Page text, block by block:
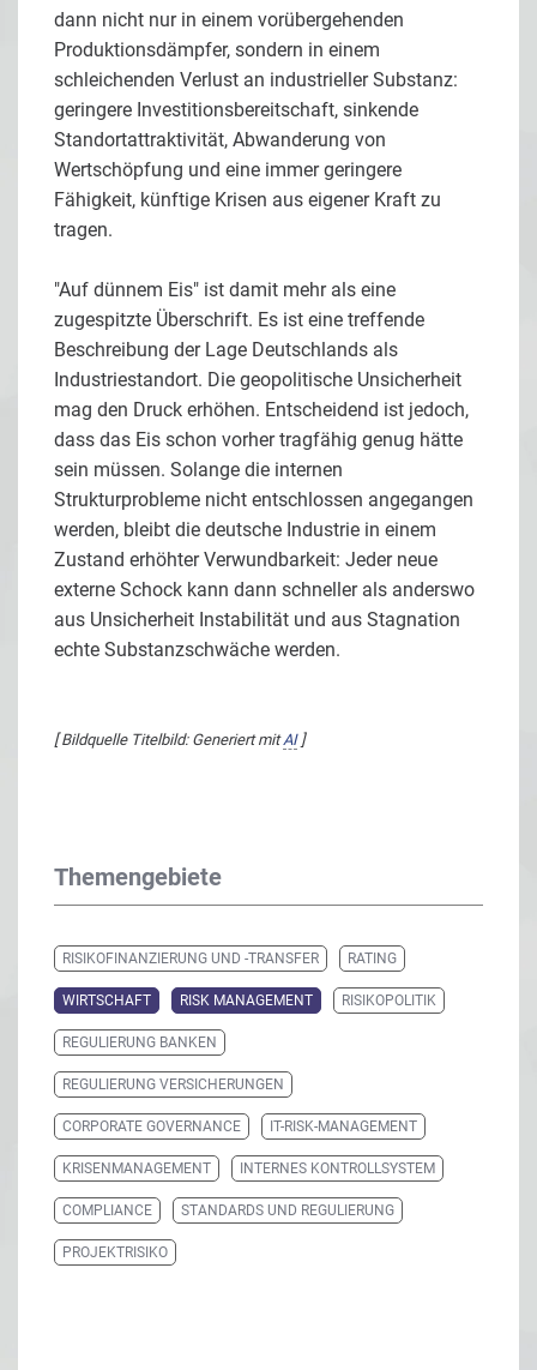
dann nicht nur in einem vorübergehenden
Produktionsdämpfer, sondern in einem
schleichenden Verlust an industrieller Substanz:
geringere Investitionsbereitschaft, sinkende
Standortattraktivität, Abwanderung von
Wertschöpfung und eine immer geringere
Fähigkeit, künftige Krisen aus eigener Kraft zu
tragen.
"Auf dünnem Eis" ist damit mehr als eine
zugespitzte Überschrift. Es ist eine treffende
Beschreibung der Lage Deutschlands als
Industriestandort. Die geopolitische Unsicherheit
mag den Druck erhöhen. Entscheidend ist jedoch,
dass das Eis schon vorher tragfähig genug hätte
sein müssen. Solange die internen
Strukturprobleme nicht entschlossen angegangen
werden, bleibt die deutsche Industrie in einem
Zustand erhöhter Verwundbarkeit: Jeder neue
externe Schock kann dann schneller als anderswo
aus Unsicherheit Instabilität und aus Stagnation
echte Substanzschwäche werden.
[ Bildquelle Titelbild: Generiert mitAI]
Themengebiete
RISIKOFINANZIERUNG UND -TRANSFER RATING
WIRTSCHAFT RISK MANAGEMENT RISIKOPOLITIK
REGULIERUNG BANKEN
REGULIERUNG VERSICHERUNGEN
CORPORATE GOVERNANCE IT-RISK-MANAGEMENT
KRISENMANAGEMENT INTERNES KONTROLLSYSTEM
COMPLIANCE STANDARDS UND REGULIERUNG
PROJEKTRISIKO